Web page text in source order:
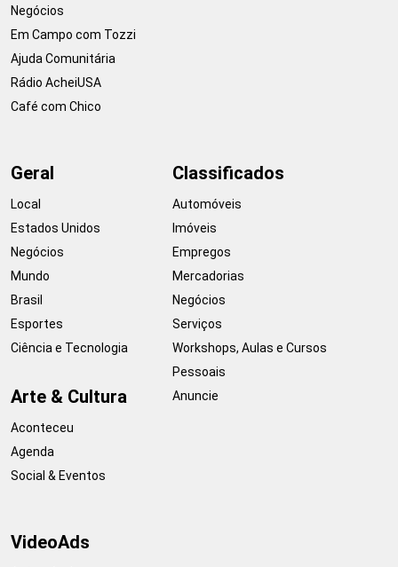
Negócios
Em Campo com Tozzi
Ajuda Comunitária
Rádio AcheiUSA
Café com Chico
Geral
Local
Estados Unidos
Negócios
Mundo
Brasil
Esportes
Ciência e Tecnologia
Arte & Cultura
Aconteceu
Agenda
Social & Eventos
Classificados
Automóveis
Imóveis
Empregos
Mercadorias
Negócios
Serviços
Workshops, Aulas e Cursos
Pessoais
Anuncie
VideoAds